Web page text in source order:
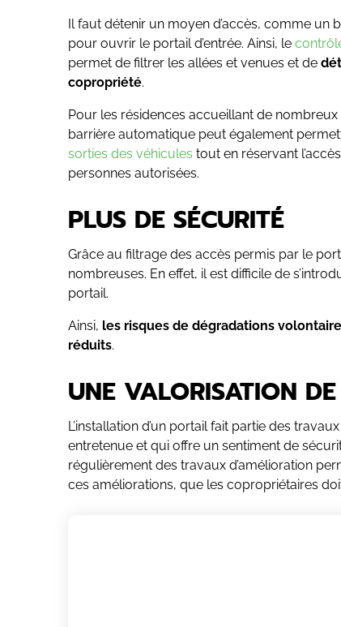
Il faut détenir un moyen d’accès, comme un
pour ouvrir le portail d’entrée. Ainsi, le
permet de filtrer les allées et venues et de
copropriété.
Pour les résidences accueillant de
barrière automatique peut également
sorties des véhicules tout en réservant
personnes autorisées.
PLUS DE SÉCURITÉ
Grâce au filtrage des accès permis par le
nombreuses. En effet, il est difficile de
portail.
Ainsi, les risques de dégradations
réduits.
UNE VALORISATION
L’installation d’un portail fait partie des
entretenue et qui offre un sentiment de
régulièrement des travaux d’amélioration
ces améliorations, que les copropriétaires